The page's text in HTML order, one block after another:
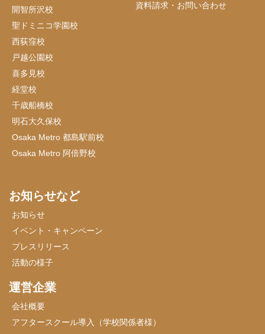
開智所沢校
聖ドミニコ学園校
西荻窪校
戸越公園校
喜多見校
経堂校
千歳船橋校
明石大久保校
Osaka Metro 都島駅前校
Osaka Metro 阿倍野校
資料請求・お問い合わせ
お知らせなど
お知らせ
イベント・キャンペーン
プレスリリース
活動の様子
運営企業
会社概要
アフタースクール導入（学校関係者様）